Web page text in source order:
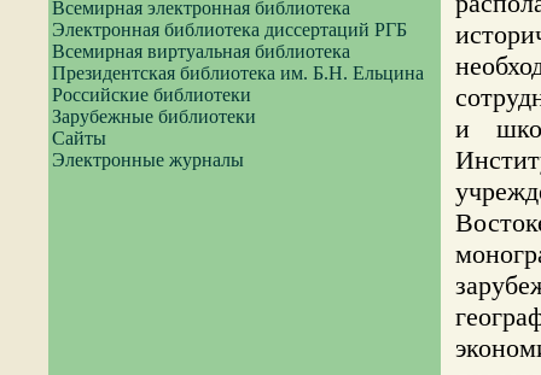
Всемирная электронная библиотека
Электронная библиотека диссертаций РГБ
Всемирная виртуальная библиотека
Президентская библиотека им. Б.Н. Ельцина
Российские библиотеки
Зарубежные библиотеки
Сайты
Электронные журналы
и